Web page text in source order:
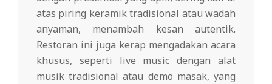
atas piring keramik tradisional atau wadah
anyaman, menambah kesan autentik.
Restoran ini juga kerap mengadakan acara
khusus, seperti live music dengan alat
musik tradisional atau demo masak, yang